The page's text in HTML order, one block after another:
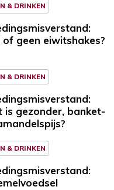
& DRINKEN
of geen eiwitshakes?
& DRINKEN
is gezonder, banket-
& DRINKEN